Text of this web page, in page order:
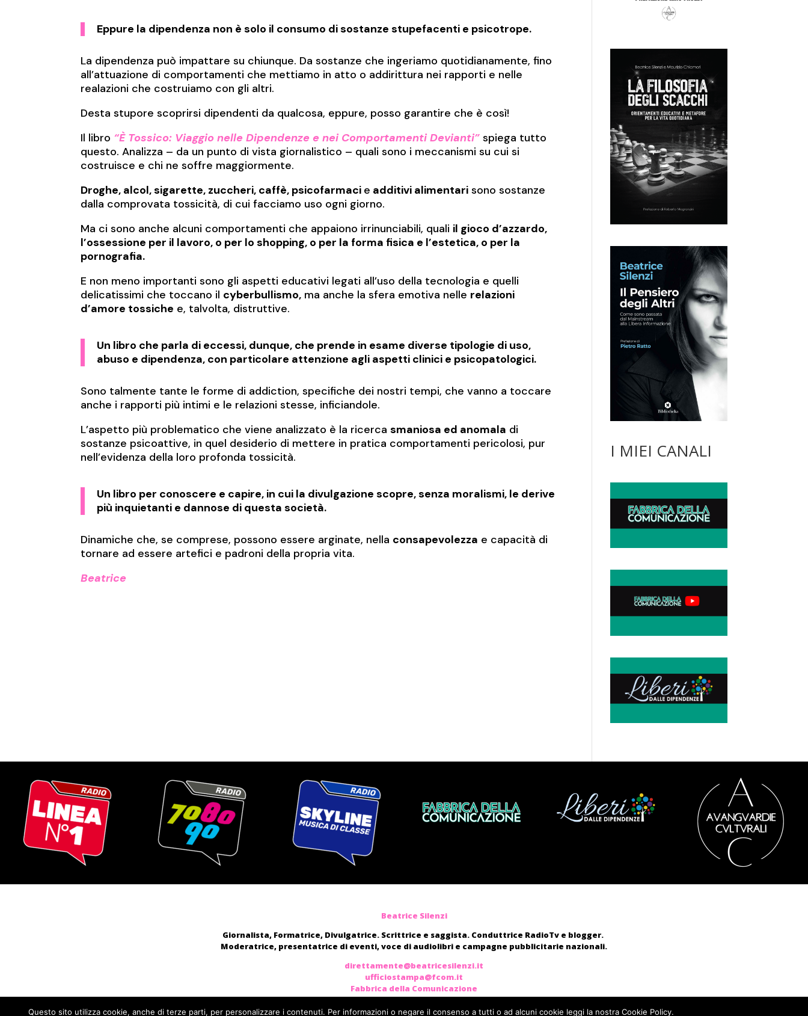
Eppure la dipendenza non è solo il consumo di sostanze stupefacenti e psicotrope.
La dipendenza può impattare su chiunque. Da sostanze che ingeriamo quotidianamente, fino
all’attuazione di comportamenti che mettiamo in atto o addirittura nei rapporti e nelle
realazioni che costruiamo con gli altri.
Desta stupore scoprirsi dipendenti da qualcosa, eppure, posso garantire che è così!
Il libro “È Tossico: Viaggio nelle Dipendenze e nei Comportamenti Devianti” spiega tutto
questo. Analizza – da un punto di vista giornalistico – quali sono i meccanismi su cui si
costruisce e chi ne soffre maggiormente.
Droghe, alcol, sigarette, zuccheri, caffè, psicofarmaci e additivi alimentari sono sostanze
dalla comprovata tossicità, di cui facciamo uso ogni giorno.
Ma ci sono anche alcuni comportamenti che appaiono irrinunciabili, quali il gioco d’azzardo,
l’ossessione per il lavoro, o per lo shopping, o per la forma fisica e l’estetica, o per la
pornografia.
E non meno importanti sono gli aspetti educativi legati all’uso della tecnologia e quelli
delicatissimi che toccano il cyberbullismo, ma anche la sfera emotiva nelle relazioni
d’amore tossiche e, talvolta, distruttive.
Un libro che parla di eccessi, dunque, che prende in esame diverse tipologie di uso,
abuso e dipendenza, con particolare attenzione agli aspetti clinici e psicopatologici.
Sono talmente tante le forme di addiction, specifiche dei nostri tempi, che vanno a toccare
anche i rapporti più intimi e le relazioni stesse, inficiandole.
L’aspetto più problematico che viene analizzato è la ricercasmaniosa ed anomala di
sostanze psicoattive, in quel desiderio di mettere in pratica comportamenti pericolosi, pur
nell’evidenza della loro profonda tossicità.
Un libro per conoscere e capire, in cui la divulgazione scopre, senza moralismi, le derive
più inquietanti e dannose di questa società.
Dinamiche che, se comprese, possono essere arginate, nella consapevolezza e capacità di
tornare ad essere artefici e padroni della propria vita.
Beatrice
I MIEI CANALI
Beatrice Silenzi
Giornalista, Formatrice, Divulgatrice. Scrittrice e saggista. Conduttrice RadioTv e blogger.
Moderatrice, presentatrice di eventi, voce di audiolibri e campagne pubblicitarie nazionali.
direttamente@beatricesilenzi.it
ufficiostampa@fcom.it
Fabbrica della Comunicazione
Questo sito utilizza cookie, anche di terze parti, per personalizzare i contenuti. Per informazioni o negare il consenso a tutti o ad alcuni cookie leggi la nostra Cookie Policy.